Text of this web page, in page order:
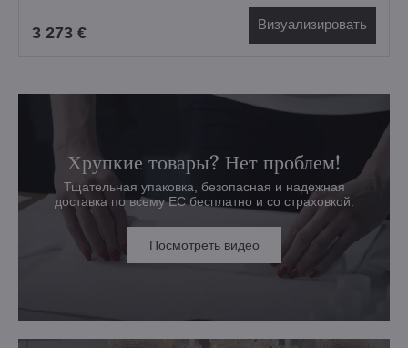
3 273 € Визуализировать
Хрупкие товары? Нет проблем!
Тщательная упаковка, безопасная и надежная
доставка по всему ЕС бесплатно и со страховкой.
Посмотреть видео